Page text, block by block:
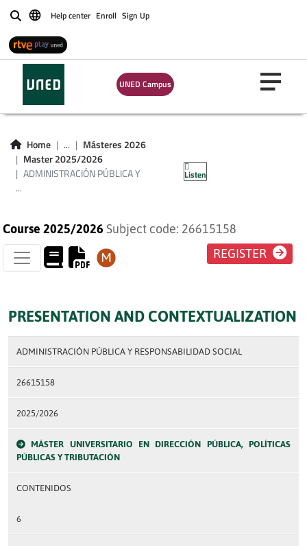
BuscarHelp center Enroll Sign Up
UNED Campus
Home ...
Másteres 2026
Master 2025/2026
ADMINISTRACIÓN PÚBLICA Y
...
Listen
ADMINISTRACIÓN
PÚBLICA Y
RESPONSABILIDAD
SOCIAL
Course 2025/2026 Subject code: 26615158
REGISTER
PRESENTATION AND CONTEXTUALIZATION
ADMINISTRACIÓN PÚBLICA Y RESPONSABILIDAD SOCIAL
26615158
2025/2026
MÁSTER UNIVERSITARIO EN DIRECCIÓN PÚBLICA, POLÍTICAS
PÚBLICAS Y TRIBUTACIÓN
CONTENIDOS
6